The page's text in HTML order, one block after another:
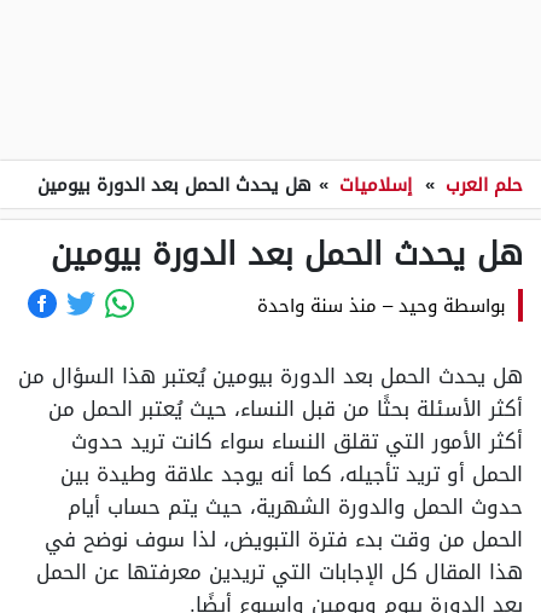
حلم العرب » إسلاميات » هل يحدث الحمل بعد الدورة بيومين
هل يحدث الحمل بعد الدورة بيومين
بواسطة وحيد– منذ سنة واحدة
هل يحدث الحمل بعد الدورة بيومين يُعتبر هذا السؤال من
أكثر الأسئلة بحثًا من قبل النساء، حيث يُعتبر الحمل من
أكثر الأمور التي تقلق النساء سواء كانت تريد حدوث
الحمل أو تريد تأجيله، كما أنه يوجد علاقة وطيدة بين
حدوث الحمل والدورة الشهرية، حيث يتم حساب أيام
الحمل من وقت بدء فترة التبويض، لذا سوف نوضح في
هذا المقال كل الإجابات التي تريدين معرفتها عن الحمل
بعد الدورة بيوم ويومين واسبوع أيضًا.